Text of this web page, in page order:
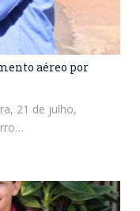
aéreo por
21 de julho,